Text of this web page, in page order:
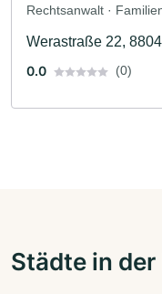
Rechtsanwalt ·
Werastraße 22,
0.0
(0)
Städte in der